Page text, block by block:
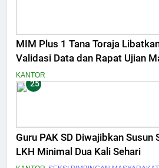
MIM Plus 1 Tana Toraja
Validasi Data dan Rapat Ujian
KANTOR
25
Guru PAK SD Diwajibkan Susun
LKH Minimal Dua Kali Sehari